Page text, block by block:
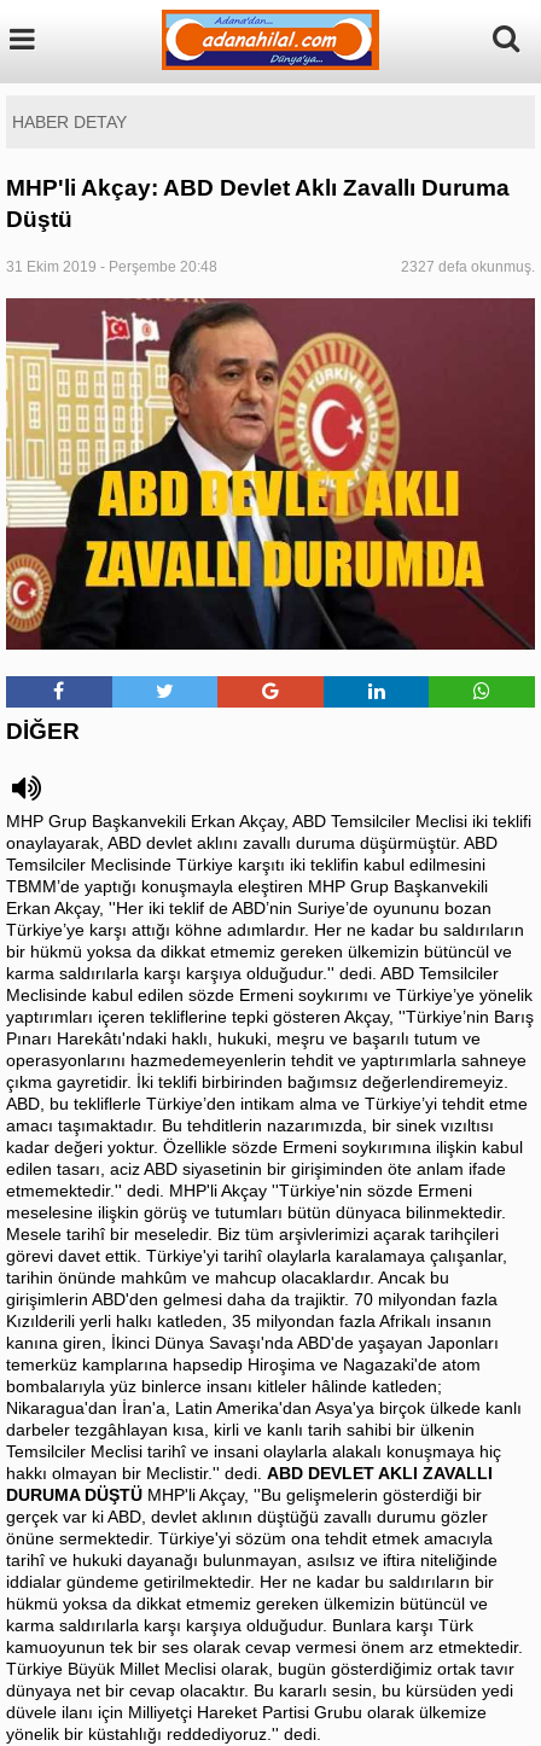
HABER DETAY
MHP'li Akçay: ABD Devlet Aklı Zavallı Duruma
Düştü
31 Ekim 2019 - Perşembe 20:48 2327 defa okunmuş.
DİĞER
MHP Grup Başkanvekili Erkan Akçay, ABD Temsilciler Meclisi iki teklifi
onaylayarak, ABD devlet aklını zavallı duruma düşürmüştür. ABD
Temsilciler Meclisinde Türkiye karşıtı iki teklifin kabul edilmesini
TBMM’de yaptığı konuşmayla eleştiren MHP Grup Başkanvekili
Erkan Akçay, ''Her iki teklif de ABD’nin Suriye’de oyununu bozan
Türkiye’ye karşı attığı köhne adımlardır. Her ne kadar bu saldırıların
bir hükmü yoksa da dikkat etmemiz gereken ülkemizin bütüncül ve
karma saldırılarla karşı karşıya olduğudur.'' dedi. ABD Temsilciler
Meclisinde kabul edilen sözde Ermeni soykırımı ve Türkiye’ye yönelik
yaptırımları içeren tekliflerine tepki gösteren Akçay, ''Türkiye’nin Barış
Pınarı Harekâtı'ndaki haklı, hukuki, meşru ve başarılı tutum ve
operasyonlarını hazmedemeyenlerin tehdit ve yaptırımlarla sahneye
çıkma gayretidir. İki teklifi birbirinden bağımsız değerlendiremeyiz.
ABD, bu tekliflerle Türkiye’den intikam alma ve Türkiye’yi tehdit etme
amacı taşımaktadır. Bu tehditlerin nazarımızda, bir sinek vızıltısı
kadar değeri yoktur. Özellikle sözde Ermeni soykırımına ilişkin kabul
edilen tasarı, aciz ABD siyasetinin bir girişiminden öte anlam ifade
etmemektedir.'' dedi. MHP'li Akçay ''Türkiye'nin sözde Ermeni
meselesine ilişkin görüş ve tutumları bütün dünyaca bilinmektedir.
Mesele tarihî bir meseledir. Biz tüm arşivlerimizi açarak tarihçileri
görevi davet ettik. Türkiye'yi tarihî olaylarla karalamaya çalışanlar,
tarihin önünde mahkûm ve mahcup olacaklardır. Ancak bu
girişimlerin ABD'den gelmesi daha da trajiktir. 70 milyondan fazla
Kızılderili yerli halkı katleden, 35 milyondan fazla Afrikalı insanın
kanına giren, İkinci Dünya Savaşı'nda ABD'de yaşayan Japonları
temerküz kamplarına hapsedip Hiroşima ve Nagazaki'de atom
bombalarıyla yüz binlerce insanı kitleler hâlinde katleden;
Nikaragua'dan İran'a, Latin Amerika'dan Asya'ya birçok ülkede kanlı
darbeler tezgâhlayan kısa, kirli ve kanlı tarih sahibi bir ülkenin
Temsilciler Meclisi tarihî ve insani olaylarla alakalı konuşmaya hiç
hakkı olmayan bir Meclistir.'' dedi. ABD DEVLET AKLI ZAVALLI
DURUMA DÜŞTÜ MHP'li Akçay, ''Bu gelişmelerin gösterdiği bir
gerçek var ki ABD, devlet aklının düştüğü zavallı durumu gözler
önüne sermektedir. Türkiye'yi sözüm ona tehdit etmek amacıyla
tarihî ve hukuki dayanağı bulunmayan, asılsız ve iftira niteliğinde
iddialar gündeme getirilmektedir. Her ne kadar bu saldırıların bir
hükmü yoksa da dikkat etmemiz gereken ülkemizin bütüncül ve
karma saldırılarla karşı karşıya olduğudur. Bunlara karşı Türk
kamuoyunun tek bir ses olarak cevap vermesi önem arz etmektedir.
Türkiye Büyük Millet Meclisi olarak, bugün gösterdiğimiz ortak tavır
dünyaya net bir cevap olacaktır. Bu kararlı sesin, bu kürsüden yedi
düvele ilanı için Milliyetçi Hareket Partisi Grubu olarak ülkemize
yönelik bir küstahlığı reddediyoruz.'' dedi.